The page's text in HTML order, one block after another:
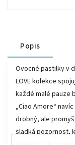
Popis
Ovocné pastilky v
LOVE kolekce
každé malé pauze
„Ciao Amore“
drobný, ale
sladká pozornost,